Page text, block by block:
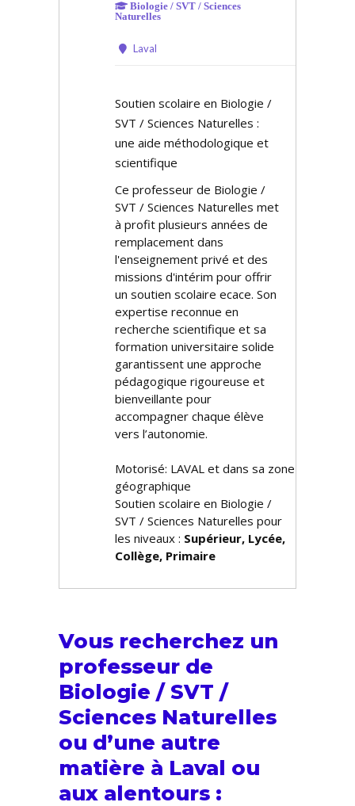
Biologie / SVT / Sciences
Naturelles
Laval
Soutien scolaire en Biologie /
SVT / Sciences Naturelles :
une aide méthodologique et
scientifique
Ce professeur de Biologie /
SVT / Sciences Naturelles met
à profit plusieurs années de
remplacement dans
l'enseignement privé et des
missions d'intérim pour offrir
un soutien scolaire efficace. Son
expertise reconnue en
recherche scientifique et sa
formation universitaire solide
garantissent une approche
pédagogique rigoureuse et
bienveillante pour
accompagner chaque élève
vers l’autonomie.
Motorisé: LAVAL et dans sa zone
géographique
Soutien scolaire en Biologie /
SVT / Sciences Naturelles pour
les niveaux : Supérieur, Lycée,
Collège, Primaire
Vous recherchez un
professeur de
Biologie / SVT /
Sciences Naturelles
ou d’une autre
matière à Laval ou
aux alentours :